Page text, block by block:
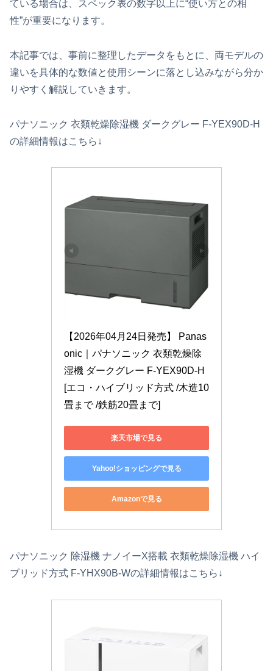
ている場合は、スペック表の数字以上に“使い方との相
性”が重要になります。
本記事では、事前に整理したデータをもとに、両モデルの
違いを具体的な数値と使用シーンに落とし込みながら分か
りやすく解説していきます。
パナソニック 衣類乾燥除湿機 ダークグレー F-YEX90D-H
の詳細情報はこちら↓
【2026年04月24日発売】 Panas
onic｜パナソニック 衣類乾燥除
湿機 ダークグレー F-YEX90D-H
[エコ・ハイブリッド方式 /木造10
畳まで /鉄筋20畳まで]
楽天市場で見る
Yahoo!ショッピングで見る
Amazonで見る
パナソニック 除湿機 ナノイーX搭載 衣類乾燥除湿機 ハイ
ブリッド方式 F-YHX90B-Wの詳細情報はこちら↓